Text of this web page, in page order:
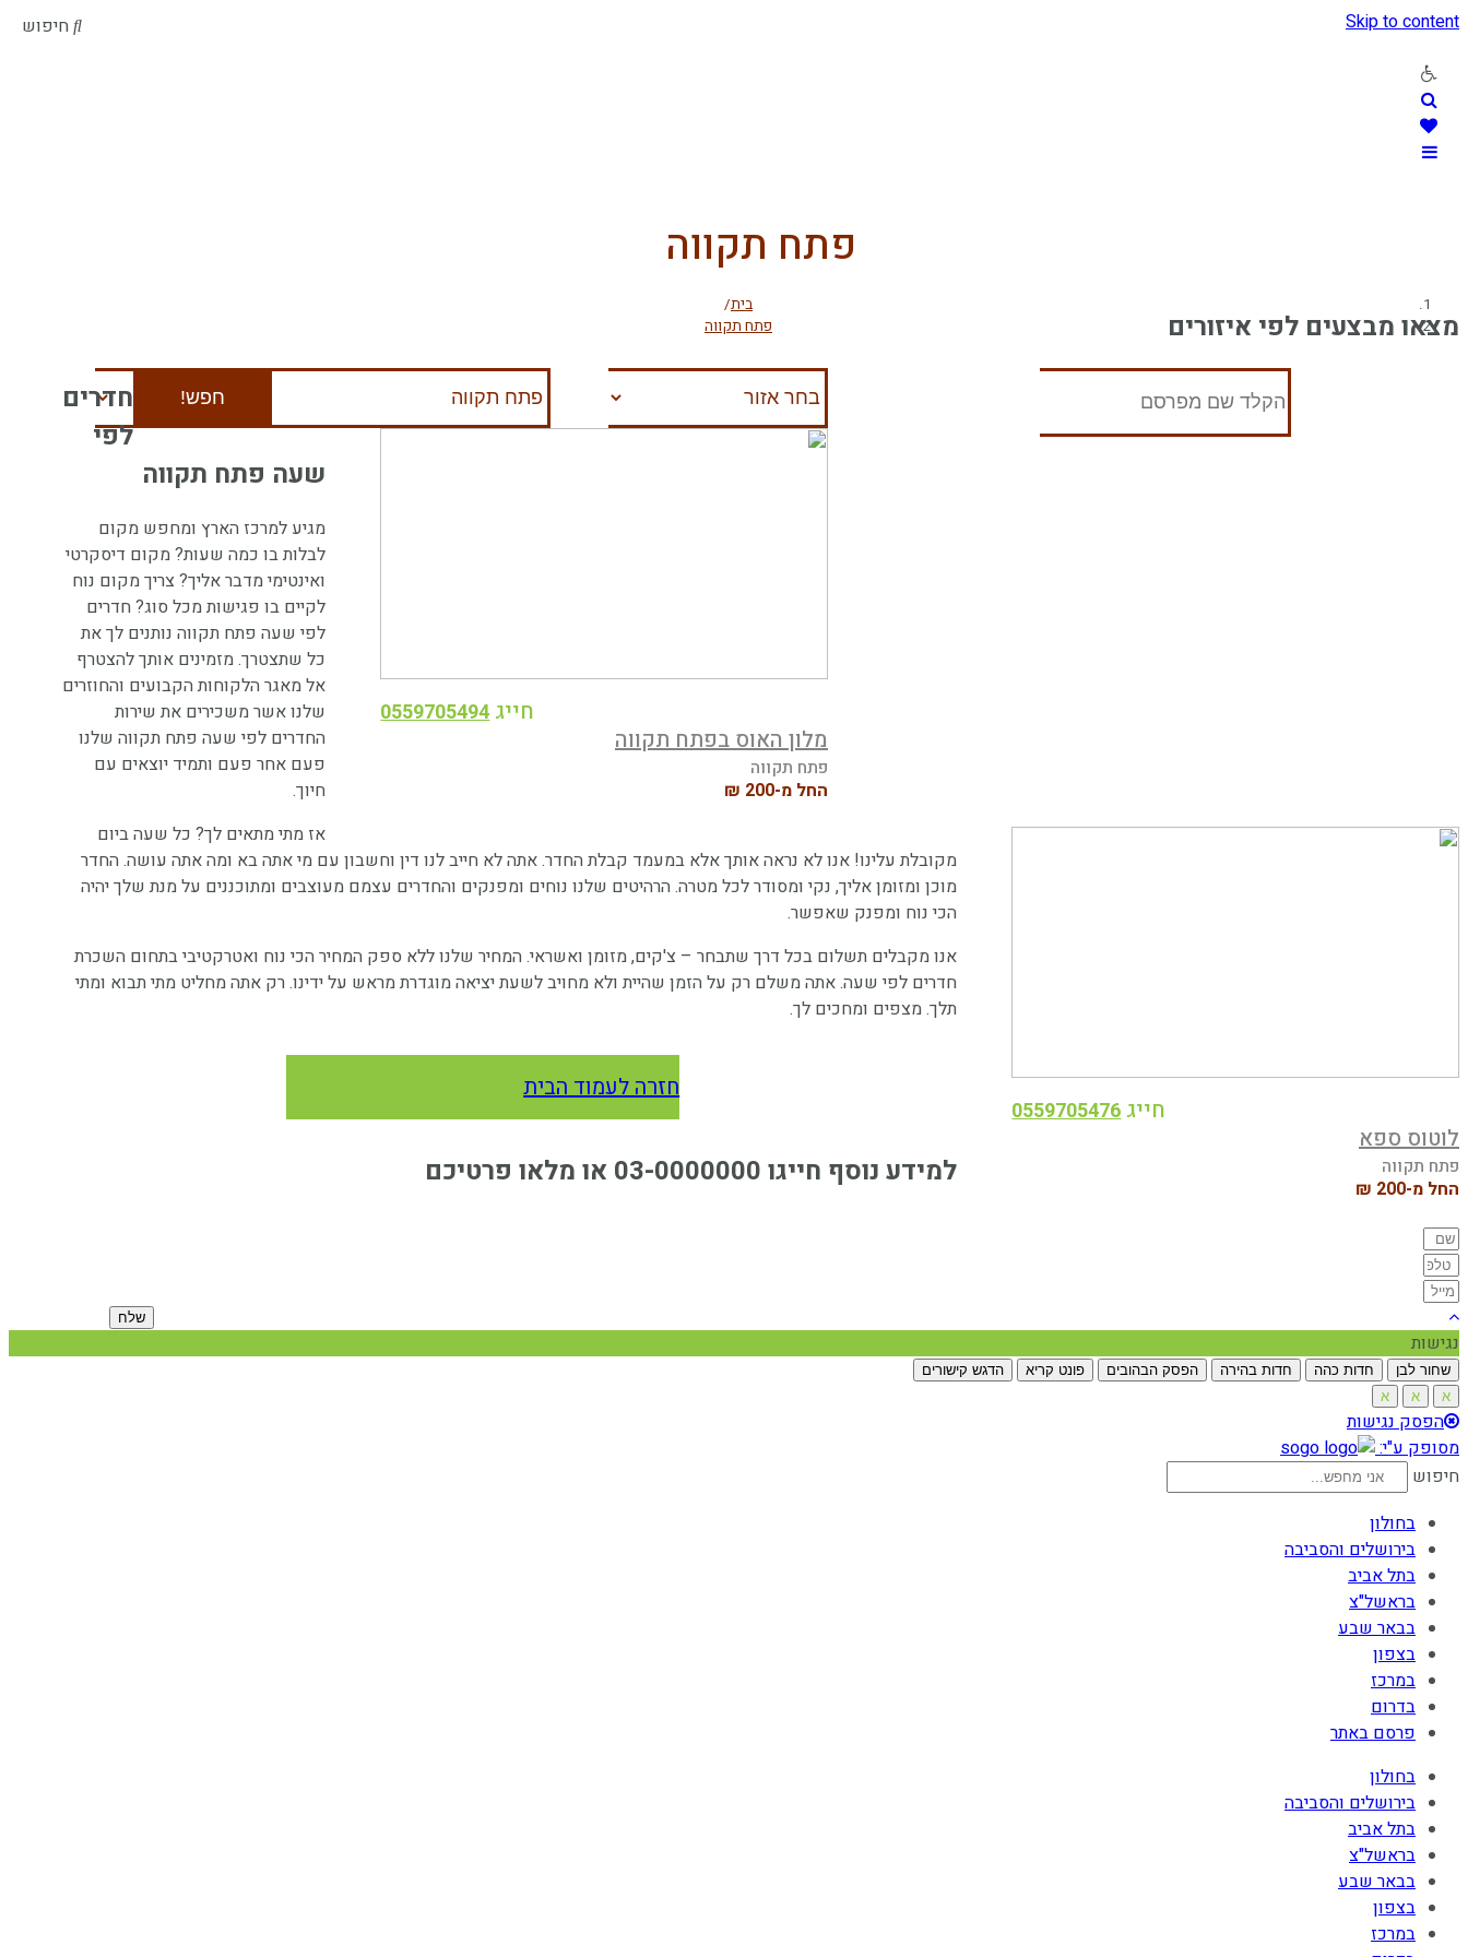
Skip to content
פתח תקווה
בית/
פתח תקווה
מצאו מבצעים לפי איזורים
מלון האוס בפתח תקווה
פתח תקווה
החל מ-200 ₪
חייג 0559705494
לוטוס ספא
פתח תקווה
החל מ-200 ₪
חייג 0559705476
חדרים
לפי
שעה פתח תקווה
מגיע למרכז הארץ ומחפש מקום
לבלות בו כמה שעות? מקום דיסקרטי
ואינטימי מדבר אליך? צריך מקום נוח
לקיים בו פגישות מכל סוג? חדרים
לפי שעה פתח תקווה נותנים לך את
כל שתצטרך. מזמינים אותך להצטרף
אל מאגר הלקוחות הקבועים והחוזרים
שלנו אשר משכירים את שירות
החדרים לפי שעה פתח תקווה שלנו
פעם אחר פעם ותמיד יוצאים עם
חיוך.
אז מתי מתאים לך? כל שעה ביום
מקובלת עלינו! אנו לא נראה אותך אלא במעמד קבלת החדר. אתה לא חייב לנו דין וחשבון עם מי אתה בא ומה אתה עושה. החדר
מוכן ומזומן אליך, נקי ומסודר לכל מטרה. הרהיטים שלנו נוחים ומפנקים והחדרים עצמם מעוצבים ומתוכננים על מנת שלך יהיה
הכי נוח ומפנק שאפשר.
אנו מקבלים תשלום בכל דרך שתבחר – צ'קים, מזומן ואשראי. המחיר שלנו ללא ספק המחיר הכי נוח ואטרקטיבי בתחום השכרת
חדרים לפי שעה. אתה משלם רק על הזמן שהיית ולא מחויב לשעת יציאה מוגדרת מראש על ידינו. רק אתה מחליט מתי תבוא ומתי
תלך. מצפים ומחכים לך.
חזרה לעמוד הבית
למידע נוסף חייגו 03-0000000 או מלאו פרטיכם
שלח
נגישות
שחור לבן חדות כהה חדות בהירה הפסק הבהובים פונט קריא
הדגש קישורים
א
א א
הפסק נגישות
מסופק ע"י:
חיפוש
חיפוש
בחולון
בירושלים והסביבה
בתל אביב
בראשל"צ
בבאר שבע
בצפון
במרכז
בדרום
פרסם באתר
בחולון
בירושלים והסביבה
בתל אביב
בראשל"צ
בבאר שבע
בצפון
במרכז